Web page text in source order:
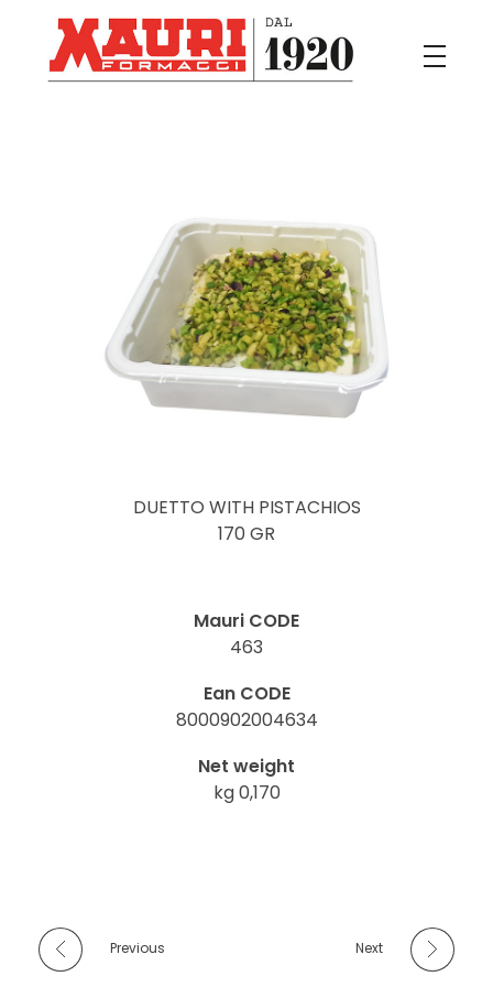
DUETTO WITH PISTACHIOS
170 GR
Mauri CODE
463
Ean CODE
8000902004634
Net weight
kg 0,170
Previous Next